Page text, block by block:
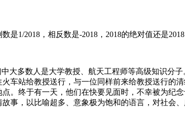
是1/2018，相反数是-2018，2018的绝对值还是
中大多数人是大学教授、航天工程师等高级知识分
车站给教授送行，与一位同样前来给教授送行
。终于有一天，他们在快要见面时，不幸被为
事，以比喻超多、意象极为饱和的语言，对社会